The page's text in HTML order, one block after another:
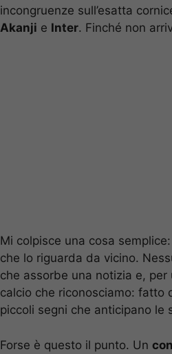
incongruenze sull’esatta
Akanji e Inter. Finché non
Mi colpisce una cosa
che lo riguarda da vicino.
che assorbe una notizia e, per
calcio che riconosciamo: fatto
piccoli segni che anticipano le
Forse è questo il punto. Un